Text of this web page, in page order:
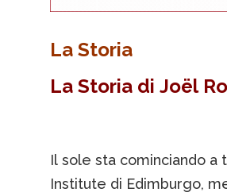
La Storia
La Storia di Joël
Il sole sta cominciando a
Institute di Edimburgo,